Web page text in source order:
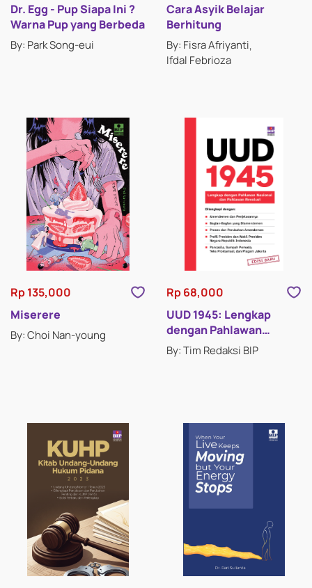
Dr. Egg - Pup Siapa Ini ?
Warna Pup yang Berbeda
By: Park Song-eui
Cara Asyik Belajar
Berhitung
By: Fisra Afriyanti
Ifdal Febrioza
Rp 135,000
Miserere
By: Choi Nan-young
Rp 68,000
UUD 1945: Lengkap
dengan Pahlawan
Nasional dan Pahlawan
Revolusi (Edisi Baru)
By: Tim Redaksi BIP